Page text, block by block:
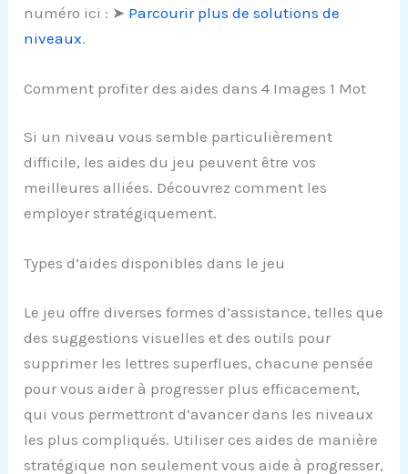
numéro ici : ➤ Parcourir plus de solutions de
niveaux.
Comment profiter des aides dans 4 Images 1 Mot
Si un niveau vous semble particulièrement
difficile, les aides du jeu peuvent être vos
meilleures alliées. Découvrez comment les
employer stratégiquement.
Types d’aides disponibles dans le jeu
Le jeu offre diverses formes d’assistance, telles que
des suggestions visuelles et des outils pour
supprimer les lettres superflues, chacune pensée
pour vous aider à progresser plus efficacement,
qui vous permettront d’avancer dans les niveaux
les plus compliqués. Utiliser ces aides de manière
stratégique non seulement vous aide à progresser,